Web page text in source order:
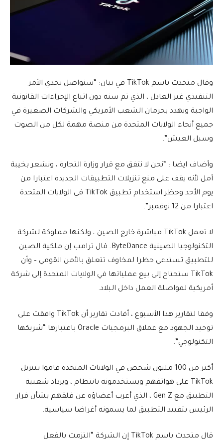
وقال متحدث باسم TikTok في بيان: “سنواصل تحدي الأمر
التنفيذي غير العادل ، الذي تم سنه دون اتباع الإجراءات القانونية
الواجبة ويهدد بحرمان الشعب الأمريكي والشركات الصغيرة في
جميع أنحاء الولايات المتحدة من منصة مهمة لكل من الصوت
وسبل العيش”.
وأضاف ايضا : “نحن لا نتفق مع قرار وزارة التجارة ، ونشعر بخيبة
أمل لأنه يقف على منع تنزيلات التطبيقات الجديدة اعتبارا من
يوم الأحد وحظر استخدام تطبيق TikTok في الولايات المتحدة
اعتبارا من 12 نوفمبر”.
لا تعمل TikTok مباشرة خارج الصين ، ولكنها مملوكة لشركة
التكنولوجيا الصينية ByteDance. قال ترامب إن ملكية الصين
للتطبيق تستدعي حظرا لمخاوف تتعلق بالأمن القومي – وأن
TikTok ستحتاج إلى بيع عملياتها في الولايات المتحدة إلى شركة
أمريكية لمواصلة العمل داخل البلاد.
وفقا لتقارير هذا الأسبوع ، أفادت تقارير أن TikTok وافقت على
توحيد الجهود مع عملاق البرمجيات Oracle باعتبارها “شريكها
التكنولوجي”.
أكثر من 100 مليون شخص في الولايات المتحدة قاموا بتنزيل
TikTok على هواتفهم ويستخدمونه بانتظام ، ويزداد شعبية
التطبيق مع Gen Z ، الذي أعرب أعضاؤه عن قلقهم بشأن قرار
الرئيس بتقييد التطبيق لما يسمونه أغراضا سياسية.
قال متحدث باسم TikTok إن الشركة “التزمت بالفعل